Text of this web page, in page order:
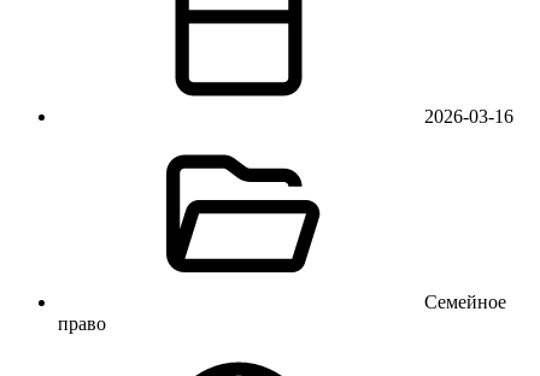
2026-03-16
Семейное
право